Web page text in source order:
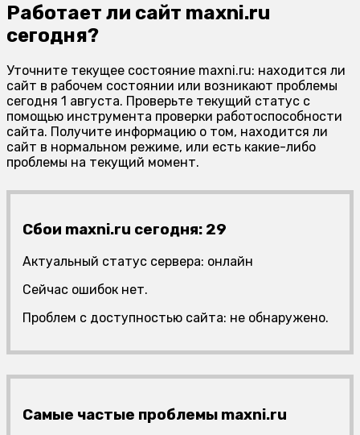
Работает ли сайт maxni.ru
сегодня?
Уточните текущее состояние maxni.ru: находится ли
сайт в рабочем состоянии или возникают проблемы
сегодня 1 августа. Проверьте текущий статус с
помощью инструмента проверки работоспособности
сайта. Получите информацию о том, находится ли
сайт в нормальном режиме, или есть какие-либо
проблемы на текущий момент.
Сбои maxni.ru сегодня: 29
Актуальный статус сервера: онлайн
Сейчас ошибок нет.
Проблем с доступностью сайта: не обнаружено.
Самые частые проблемы maxni.ru